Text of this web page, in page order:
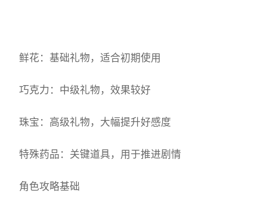
鲜花：基础礼物，适合初期使用
巧克力：中级礼物，效果较好
珠宝：高级礼物，大幅提升好感度
特殊药品：关键道具，用于推进剧情
角色攻略基础